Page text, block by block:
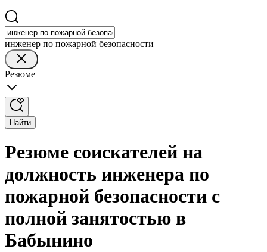
инженер по пожарной безопасности
Резюме
Найти
Резюме соискателей на
должность инженера по
пожарной безопасности с
полной занятостью в
Бабынино